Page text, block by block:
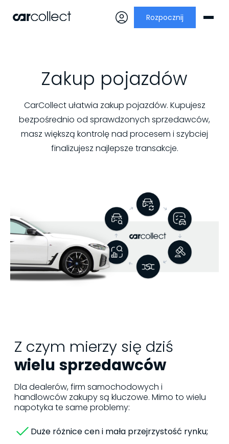
Rozpocznij
Zakup pojazdów
CarCollect ułatwia zakup pojazdów. Kupujesz
bezpośrednio od sprawdzonych sprzedawców,
masz większą kontrolę nad procesem i szybciej
finalizujesz najlepsze transakcje.
Z czym mierzy się dziś
wielu sprzedawców
Dla dealerów, firm samochodowych i
handlowców zakupy są kluczowe. Mimo to wielu
napotyka te same problemy:
Duże różnice cen i mała przejrzystość rynku;